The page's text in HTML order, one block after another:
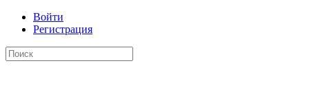
Войти
Регистрация